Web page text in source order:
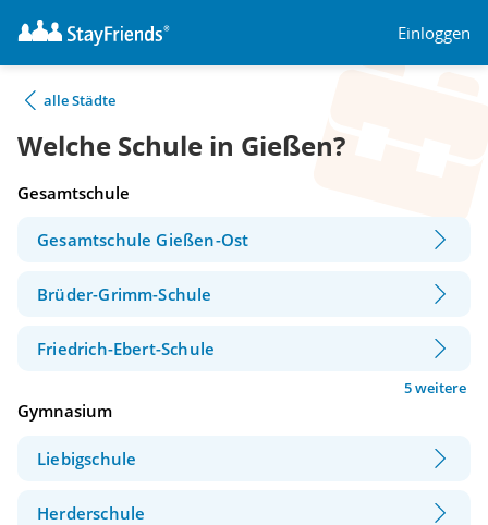
Einloggen
alle Städte
Welche Schule in Gießen?
Gesamtschule
Gesamtschule Gießen-Ost
Brüder-Grimm-Schule
Friedrich-Ebert-Schule
5 weitere
Gymnasium
Liebigschule
Herderschule